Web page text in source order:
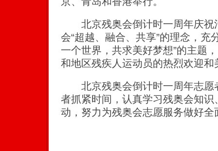
北京残奥会倒计时一周年庆祝
会“超越、融合、共享”的理念，充
一个世界，共求美好梦想”的主题
和地区残疾人运动员的热烈欢迎和
北京残奥会倒计时一周年志愿
者抓紧时间，认真学习残奥会知
动，努力为残奥会志愿服务做好